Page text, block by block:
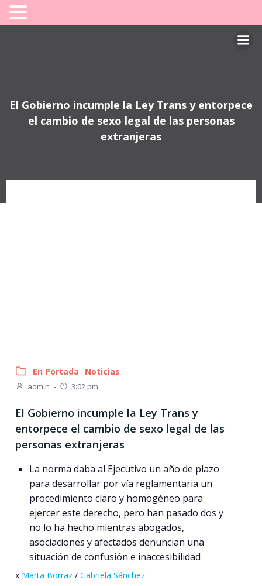
El Gobierno incumple la Ley Trans y entorpece
el cambio de sexo legal de las personas
extranjeras
En Portada Noticias
admin - 3:02 pm
El Gobierno incumple la Ley Trans y
entorpece el cambio de sexo legal de las
personas extranjeras
La norma daba al Ejecutivo un año de plazo
para desarrollar por vía reglamentaria un
procedimiento claro y homogéneo para
ejercer este derecho, pero han pasado dos y
no lo ha hecho mientras abogados,
asociaciones y afectados denuncian una
situación de confusión e inaccesibilidad
x Marta Borraz / Gabriela Sánchez